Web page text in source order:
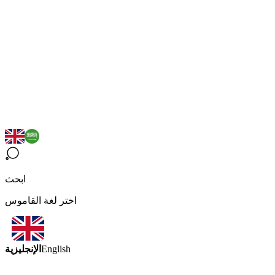
ابحث
اختر لغة القاموس
الإنجليزية English